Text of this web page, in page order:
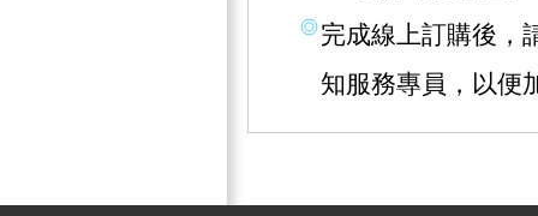
完成線上訂購後，
知服務專員，以便